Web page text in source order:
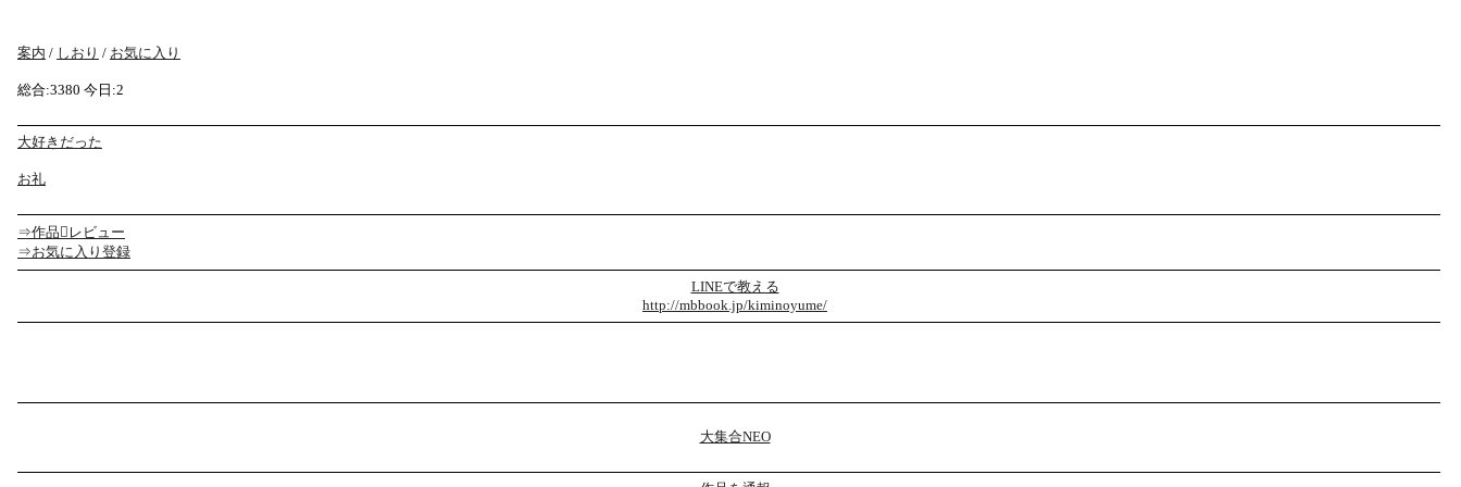
案内 / しおり / お気に入り
総合:3380 今日:2
大好きだった
お礼
⇒作品レビュー
⇒お気に入り登録
LINEで教える
http://mbbook.jp/kiminoyume/
大集合NEO